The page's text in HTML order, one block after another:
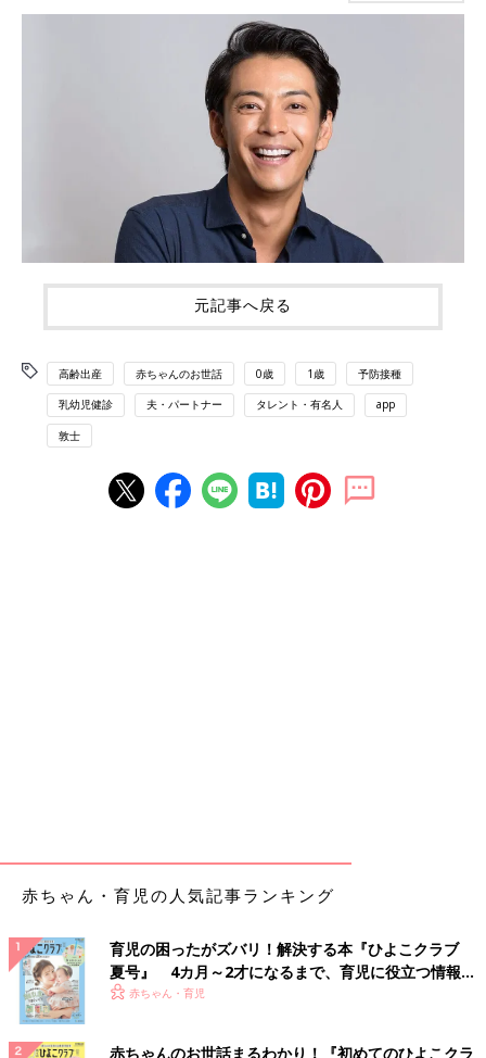
元記事へ戻る
高齢出産 赤ちゃんのお世話 0歳 1歳 予防接種
乳幼児健診 夫・パートナー タレント・有名人 app
敦士
赤ちゃん・育児の人気記事ランキング
育児の困ったがズバリ！解決する本『ひよこクラブ
夏号』 4カ月～2才になるまで、育児に役立つ情報が
いっぱい！
赤ちゃん・育児
赤ちゃんのお世話まるわかり！『初めてのひよこクラ